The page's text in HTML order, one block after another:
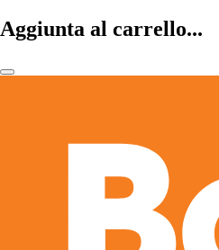
Aggiunta al carrello...